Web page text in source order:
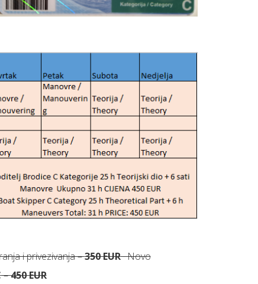
i privezivanja –350 EUR· Novo
–450 EUR